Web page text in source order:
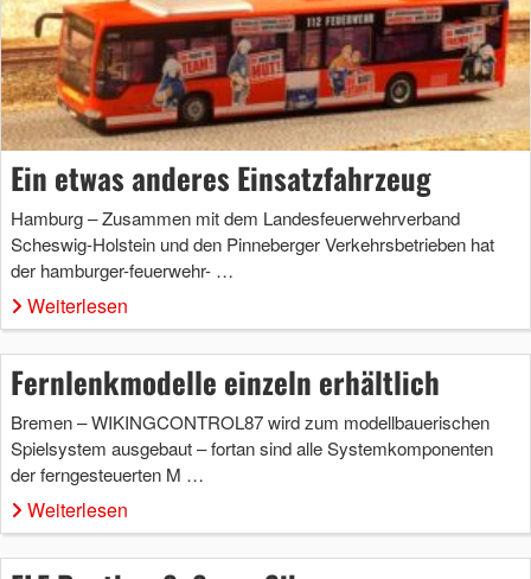
Ein etwas anderes Einsatzfahrzeug
Hamburg – Zusammen mit dem Landesfeuerwehrverband
Scheswig-Holstein und den Pinneberger Verkehrsbetrieben hat
der hamburger-feuerwehr- …
Weiterlesen
Fernlenkmodelle einzeln erhältlich
Bremen – WIKINGCONTROL87 wird zum modellbauerischen
Spielsystem ausgebaut – fortan sind alle Systemkomponenten
der ferngesteuerten M …
Weiterlesen